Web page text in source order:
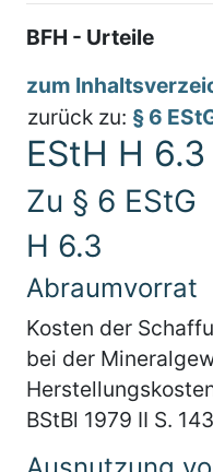
BFH - Urteile
zum
zurück zu: § 6
EStH H
Zu § 6 EStG
H 6.3
Abraumvorrat
Kosten der
bei der
BStBl 1979 II S.